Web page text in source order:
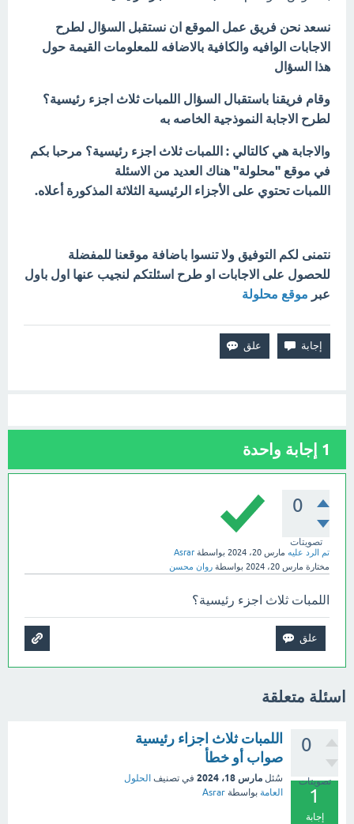
نسعد نحن فريق عمل الموقع ان نستقبل السؤال لطرح
الاجابات الوافيه والكافية بالاضافه للمعلومات القيمة حول
هذا السؤال
وقام فريقنا باستقبال السؤال اللمبات ثلاث اجزء رئيسية؟
لطرح الاجابة النموذجية الخاصه به
والاجابة هي كالتالي : اللمبات ثلاث اجزء رئيسية؟ مرحبا بكم
في موقع "محلولة" هناك العديد من الاسئلة
اللمبات تحتوي على الأجزاء الرئيسية الثلاثة المذكورة أعلاه.
نتمنى لكم التوفيق ولا تنسوا باضافة موقعنا للمفضلة
للحصول على الاجابات او طرح اسئلتكم لنجيب عنها اول باول
عبر موقع محلولة
1 إجابة واحدة
0
تصويتات
تم الرد عليه مارس 20، 2024 بواسطة Asrar
مختارة مارس 20، 2024 بواسطة روان محسن
اللمبات ثلاث اجزء رئيسية؟
اسئلة متعلقة
0
تصويتات
1
إجابة
اللمبات ثلاث اجزاء رئيسية
صواب أو خطأ
سُئل مارس 18، 2024 في تصنيف الحلول
العامة بواسطة Asrar